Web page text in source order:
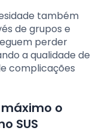
também
de grupos e
perder
a qualidade de
complicações
o
SUS